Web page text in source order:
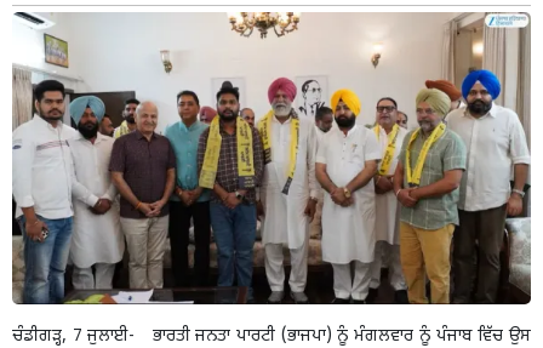
ਚੰਡੀਗੜ੍ਹ, 7 ਜੁਲਾਈ- ਭਾਰਤੀ ਜਨਤਾ ਪਾਰਟੀ (ਭਾਜਪਾ) ਨੂੰ ਮੰਗਲਵਾਰ ਨੂੰ ਪੰਜਾਬ ਵਿੱਚ ਉਸ